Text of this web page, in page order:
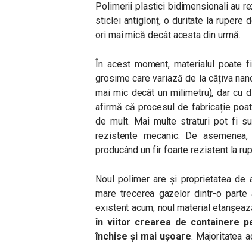
Polimerii plastici bidimensionali au
sticlei antiglonț, o duritate la rupere
ori mai mică decât acesta din urmă.
În acest moment, materialul
grosime care variază de la câțiva
mai mic decât un milimetru), dar cu
afirmă că procesul de fabricație
de mult. Mai multe straturi pot fi
rezistente mecanic. De
producând un fir foarte rezistent la
Noul polimer are și proprietatea
mare trecerea gazelor dintr-o
existent acum, noul material
în viitor crearea de containere
închise și mai ușoare. Majoritatea